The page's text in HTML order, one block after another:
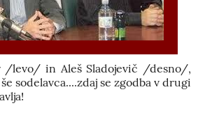
/levo/ in Aleš Sladojevič /desno/,
sodelavca....zdaj se zgodba v drugi